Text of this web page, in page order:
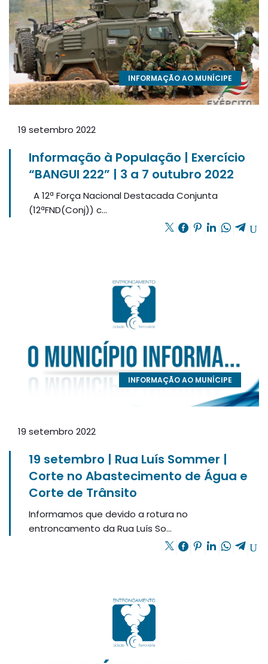
INFORMAÇÃO AO MUNÍCIPE
19 setembro 2022
Informação à População | Exercício
“BANGUI 222” | 3 a 7 outubro 2022
A 12ª Força Nacional Destacada Conjunta
(12ªFND(Conj)) c...
INFORMAÇÃO AO MUNÍCIPE
19 setembro 2022
19 setembro | Rua Luís Sommer |
Corte no Abastecimento de Água e
Corte de Trânsito
Informamos que devido a rotura no
entroncamento da Rua Luís So...